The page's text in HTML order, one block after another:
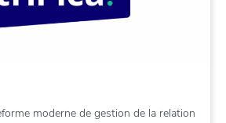
moderne de gestion de la relation